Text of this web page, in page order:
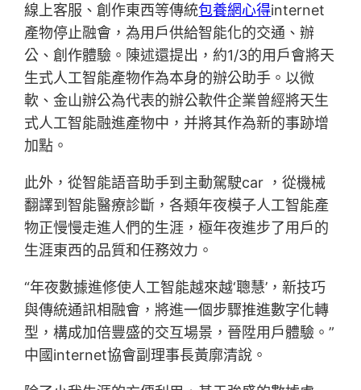
線上客服、創作東西等傳統包養網心得internet
產物停止融會，為用戶供給智能化的交通、辦
公、創作體驗。陳述還提出，約1/3的用戶會將天
生式人工智能產物作為本身的辦公助手。以微
軟、金山辦公為代表的辦公軟件企業曾經將天生
式人工智能融進產物中，并將其作為新的事跡增
加點。
此外，從智能語音助手到主動駕駛car ，從機械
翻譯到智能醫療診斷，各類年夜模子人工智能產
物正慢慢走進人們的生涯，極年夜進步了用戶的
生涯東西的品質和任務效力。
“年夜數據進修使人工智能越來越‘聰慧’，新技巧
與傳統通訊相融會，將進一個步驟推進數字化轉
型，構成加倍豐盛的交互場景，晉陞用戶體驗。”
中國internet協會副理事長黃廓清說。